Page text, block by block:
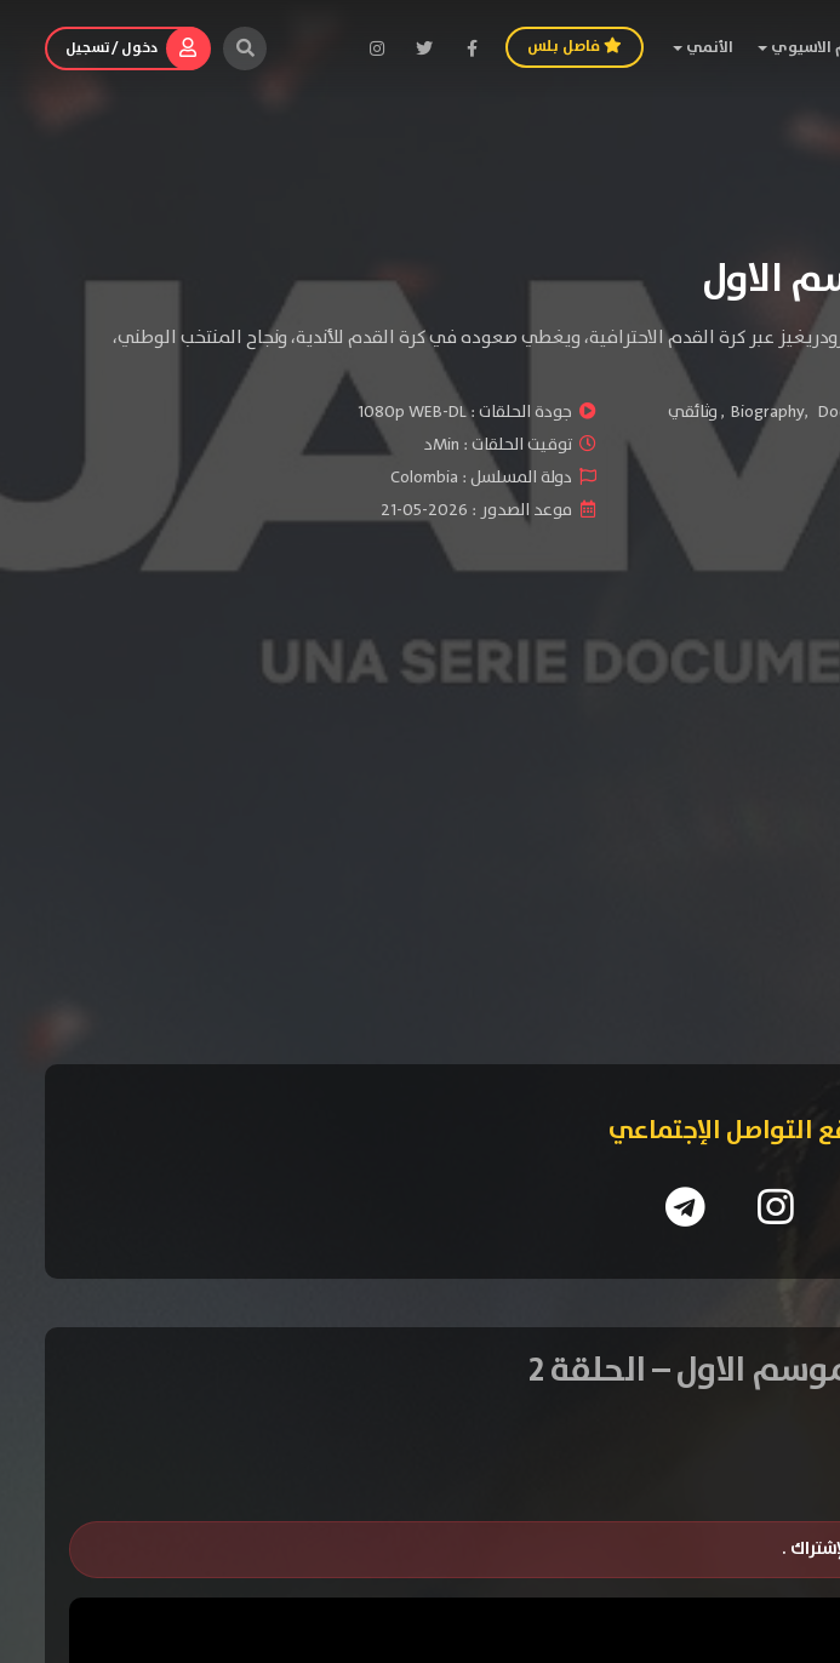
الاسيوي الأنمي فاصل بلس دخول / تسجيل
عبر كرة القدم الاحترافية، ويغطي صعوده في كرة القدم للأندية، ونجاح المنتخب الوطني،
Biography,
,وثائقي جودة الحلقات :1080p WEB-DL
توقيت الحلقات : Minد
دولة المسلسل : Colombia
موعد الصدور : 2026-05-21
التواصل الإجتماعي
.